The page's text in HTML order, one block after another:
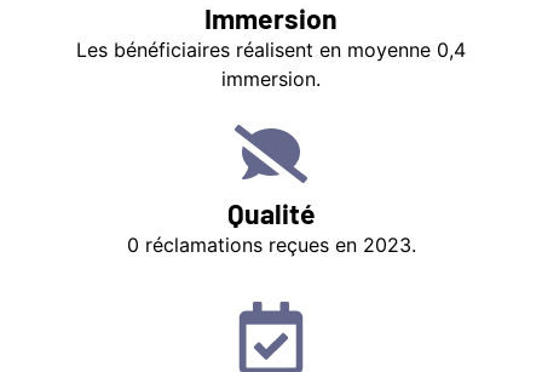
Immersion
Les bénéficiaires réalisent en moyenne 0,4
immersion.
Qualité
0 réclamations reçues en 2023.